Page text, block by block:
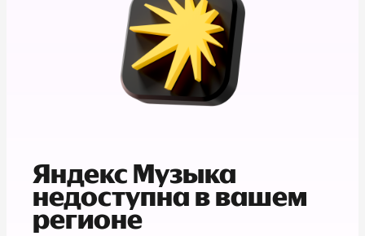
Яндекс Музыка
недоступна в вашем
регионе